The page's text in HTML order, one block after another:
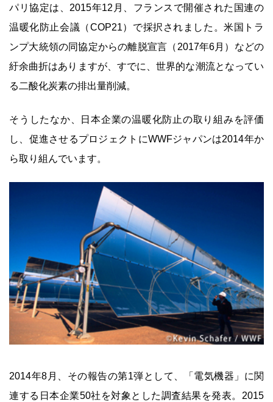
パリ協定は、2015年12月、フランスで開催された国連の
温暖化防止会議（COP21）で採択されました。米国トラ
ンプ大統領の同協定からの離脱宣言（2017年6月）などの
紆余曲折はありますが、すでに、世界的な潮流となってい
る二酸化炭素の排出量削減。
そうしたなか、日本企業の温暖化防止の取り組みを評価
し、促進させるプロジェクトにWWFジャパンは2014年か
ら取り組んでいます。
2014年8月、その報告の第1弾として、「電気機器」に関
連する日本企業50社を対象とした調査結果を発表。2015